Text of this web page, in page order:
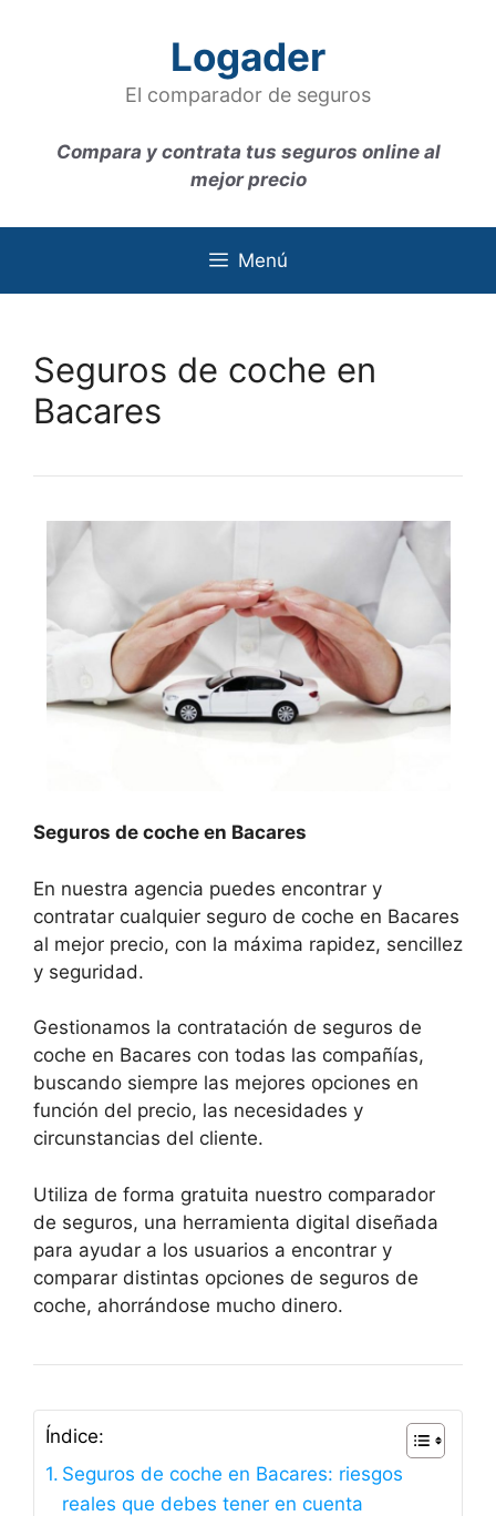
Logader
El comparador de seguros
Compara y contrata tus seguros online al
mejor precio
Menú
Seguros de coche en
Bacares
Seguros de coche en Bacares
En nuestra agencia puedes encontrar y
contratar cualquier seguro de coche en Bacares
al mejor precio, con la máxima rapidez, sencillez
y seguridad.
Gestionamos la contratación de seguros de
coche en Bacares con todas las compañías,
buscando siempre las mejores opciones en
función del precio, las necesidades y
circunstancias del cliente.
Utiliza de forma gratuita nuestro comparador
de seguros, una herramienta digital diseñada
para ayudar a los usuarios a encontrar y
comparar distintas opciones de seguros de
coche, ahorrándose mucho dinero.
Índice:
Seguros de coche en Bacares: riesgos
reales que debes tener en cuenta